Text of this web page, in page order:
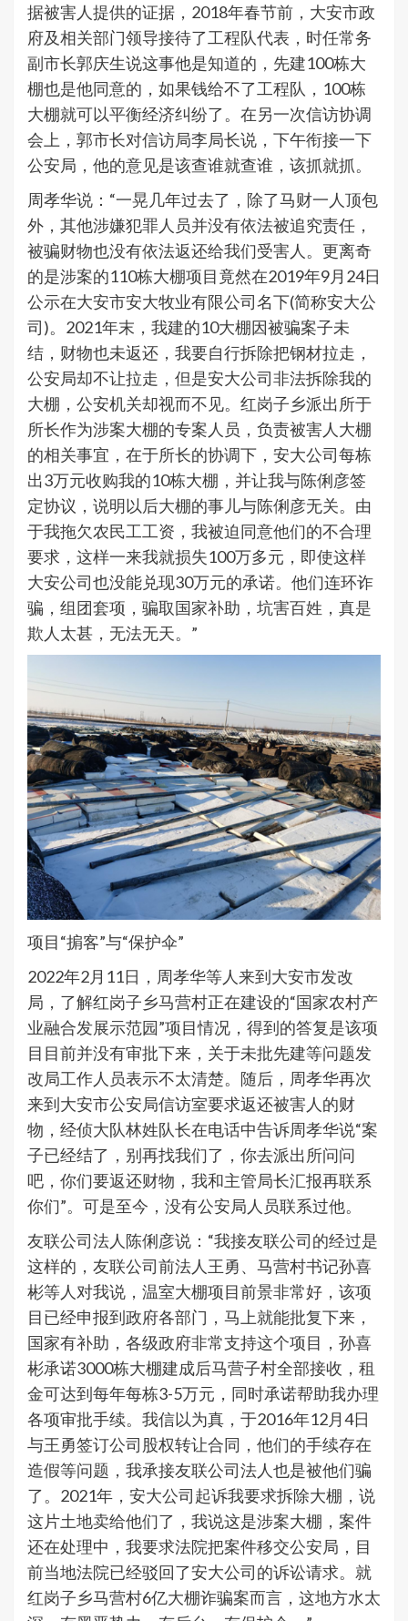
据被害人提供的证据，2018年春节前，大安市政
府及相关部门领导接待了工程队代表，时任常务
副市长郭庆生说这事他是知道的，先建100栋大
棚也是他同意的，如果钱给不了工程队，100栋
大棚就可以平衡经济纠纷了。在另一次信访协调
会上，郭市长对信访局李局长说，下午衔接一下
公安局，他的意见是该查谁就查谁，该抓就抓。
周孝华说：“一晃几年过去了，除了马财一人顶包
外，其他涉嫌犯罪人员并没有依法被追究责任，
被骗财物也没有依法返还给我们受害人。更离奇
的是涉案的110栋大棚项目竟然在2019年9月24日
公示在大安市安大牧业有限公司名下(简称安大公
司)。2021年末，我建的10大棚因被骗案子未
结，财物也未返还，我要自行拆除把钢材拉走，
公安局却不让拉走，但是安大公司非法拆除我的
大棚，公安机关却视而不见。红岗子乡派出所于
所长作为涉案大棚的专案人员，负责被害人大棚
的相关事宜，在于所长的协调下，安大公司每栋
出3万元收购我的10栋大棚，并让我与陈俐彦签
定协议，说明以后大棚的事儿与陈俐彦无关。由
于我拖欠农民工工资，我被迫同意他们的不合理
要求，这样一来我就损失100万多元，即使这样
大安公司也没能兑现30万元的承诺。他们连环诈
骗，组团套项，骗取国家补助，坑害百姓，真是
欺人太甚，无法无天。”
项目“掮客”与“保护伞”
2022年2月11日，周孝华等人来到大安市发改
局，了解红岗子乡马营村正在建设的“国家农村产
业融合发展示范园”项目情况，得到的答复是该项
目目前并没有审批下来，关于未批先建等问题发
改局工作人员表示不太清楚。随后，周孝华再次
来到大安市公安局信访室要求返还被害人的财
物，经侦大队林姓队长在电话中告诉周孝华说“案
子已经结了，别再找我们了，你去派出所问问
吧，你们要返还财物，我和主管局长汇报再联系
你们”。可是至今，没有公安局人员联系过他。
友联公司法人陈俐彦说：“我接友联公司的经过是
这样的，友联公司前法人王勇、马营村书记孙喜
彬等人对我说，温室大棚项目前景非常好，该项
目已经申报到政府各部门，马上就能批复下来，
国家有补助，各级政府非常支持这个项目，孙喜
彬承诺3000栋大棚建成后马营子村全部接收，租
金可达到每年每栋3-5万元，同时承诺帮助我办理
各项审批手续。我信以为真，于2016年12月4日
与王勇签订公司股权转让合同，他们的手续存在
造假等问题，我承接友联公司法人也是被他们骗
了。2021年，安大公司起诉我要求拆除大棚，说
这片土地卖给他们了，我说这是涉案大棚，案件
还在处理中，我要求法院把案件移交公安局，目
前当地法院已经驳回了安大公司的诉讼请求。就
红岗子乡马营村6亿大棚诈骗案而言，这地方水太